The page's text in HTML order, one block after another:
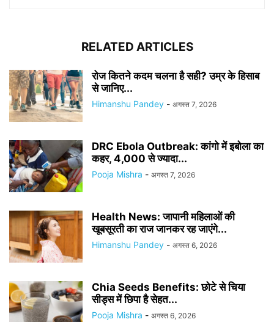
RELATED ARTICLES
रोज कितने कदम चलना है सही? उम्र के हिसाब
से जानिए...
Himanshu Pandey - अगस्त 7, 2026
DRC Ebola Outbreak: कांगो में इबोला का
कहर, 4,000 से ज्यादा...
Pooja Mishra - अगस्त 7, 2026
Health News: जापानी महिलाओं की
खूबसूरती का राज जानकर रह जाएंगे...
Himanshu Pandey - अगस्त 6, 2026
Chia Seeds Benefits: छोटे से चिया
सीड्स में छिपा है सेहत...
Pooja Mishra - अगस्त 6, 2026